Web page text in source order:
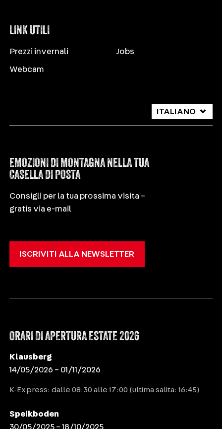
LINK UTILI
Prezzi invernali
Webcam
Jobs
ITALIANO
DEUTSCH
EMOZIONI DI MONTAGNA NELLA TUA
CASELLA DI POSTA
Consigli per la tua prossima visita –
gratis via e-mail
ISCRIVITI ALLA NEWSLETTER
ORARI DI APERTURA ESTATE 2026
Klausberg
14/05/2026 – 01/11/2026
K-Express: dalle 08:30 alle 17:00 (ultima salita: 16:45)
Speikboden
30/05/2025 – 18/10/2025